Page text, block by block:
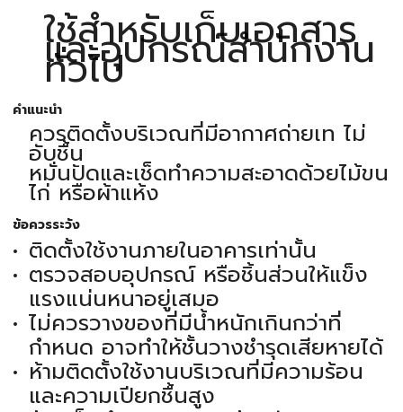
ใช้สำหรับเก็บเอกสาร
และอุปกรณ์สำนักงาน
ทั่วไป
คำแนะนำ
ควรติดตั้งบริเวณที่มีอากาศถ่ายเท ไม่
อับชื้น
หมั่นปัดและเช็ดทำความสะอาดด้วยไม้ขน
ไก่ หรือผ้าแห้ง
ข้อควรระวัง
ติดตั้งใช้งานภายในอาคารเท่านั้น
ตรวจสอบอุปกรณ์ หรือชิ้นส่วนให้แข็ง
แรงแน่นหนาอยู่เสมอ
ไม่ควรวางของที่มีน้ำหนักเกินกว่าที่
กำหนด อาจทำให้ชั้นวางชำรุดเสียหายได้
ห้ามติดตั้งใช้งานบริเวณที่มีความร้อน
และความเปียกชื้นสูง